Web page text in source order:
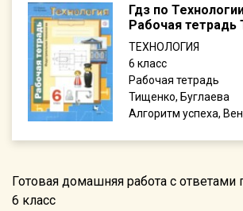
Гдз по
Рабочая
ТЕХНОЛОГИЯ
6
Рабочая тетрадь
Тищенко, Буглаева
Алгоритм успеха,
Готовая домашняя работа с ответами
6 класс